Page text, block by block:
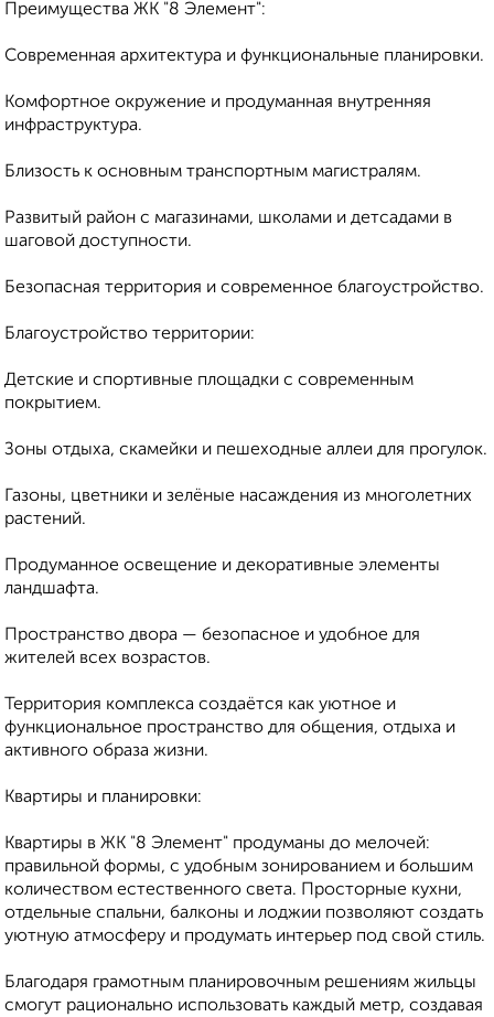
Преимущества ЖК "8 Элемент":
Современная архитектура и функциональные планировки.
Комфортное окружение и продуманная внутренняя
инфраструктура.
Близость к основным транспортным магистралям.
Развитый район с магазинами, школами и детсадами в
шаговой доступности.
Безопасная территория и современное благоустройство.
Благоустройство территории:
Детские и спортивные площадки с современным
покрытием.
Зоны отдыха, скамейки и пешеходные аллеи для прогулок.
Газоны, цветники и зелёные насаждения из многолетних
растений.
Продуманное освещение и декоративные элементы
ландшафта.
Пространство двора — безопасное и удобное для
жителей всех возрастов.
Территория комплекса создаётся как уютное и
функциональное пространство для общения, отдыха и
активного образа жизни.
Квартиры и планировки:
Квартиры в ЖК "8 Элемент" продуманы до мелочей:
правильной формы, с удобным зонированием и большим
количеством естественного света. Просторные кухни,
отдельные спальни, балконы и лоджии позволяют создать
уютную атмосферу и продумать интерьер под свой стиль.
Благодаря грамотным планировочным решениям жильцы
смогут рационально использовать каждый метр, создавая